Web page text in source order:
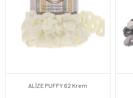
ALİZE PUFFY 62 Krem